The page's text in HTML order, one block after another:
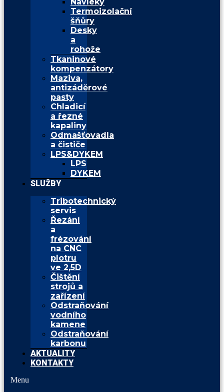
Termoizolační
šňůry
Desky
a
rohože
Tkaninové
kompenzátory
Maziva,
antizáděrové
pasty
Chladicí
a řezné
kapaliny
Odmašťovadla
a čističe
LPS&DYKEM
LPS
DYKEM
SLUŽBY
Tribotechnický
servis
Řezání
a
frézování
na CNC
plotru
ve 2,5D
Čištění
strojů a
zařízení
Odstraňování
vodního
kamene
Odstraňování
karbonu
AKTUALITY
KONTAKTY
Menu